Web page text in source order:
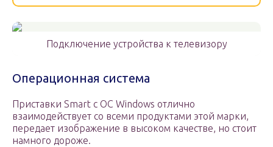
Подключение устройства к телевизору
Операционная система
Приставки Smart с ОС Windows отлично
взаимодействует со всеми продуктами этой марки,
передает изображение в высоком качестве, но стоит
намного дороже.